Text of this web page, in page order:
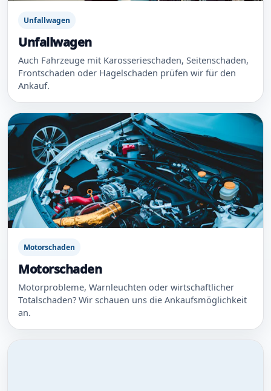
Unfallwagen
Unfallwagen
Auch Fahrzeuge mit Karosserieschaden, Seitenschaden,
Frontschaden oder Hagelschaden prüfen wir für den
Ankauf.
Motorschaden
Motorschaden
Motorprobleme, Warnleuchten oder wirtschaftlicher
Totalschaden? Wir schauen uns die Ankaufsmöglichkeit
an.